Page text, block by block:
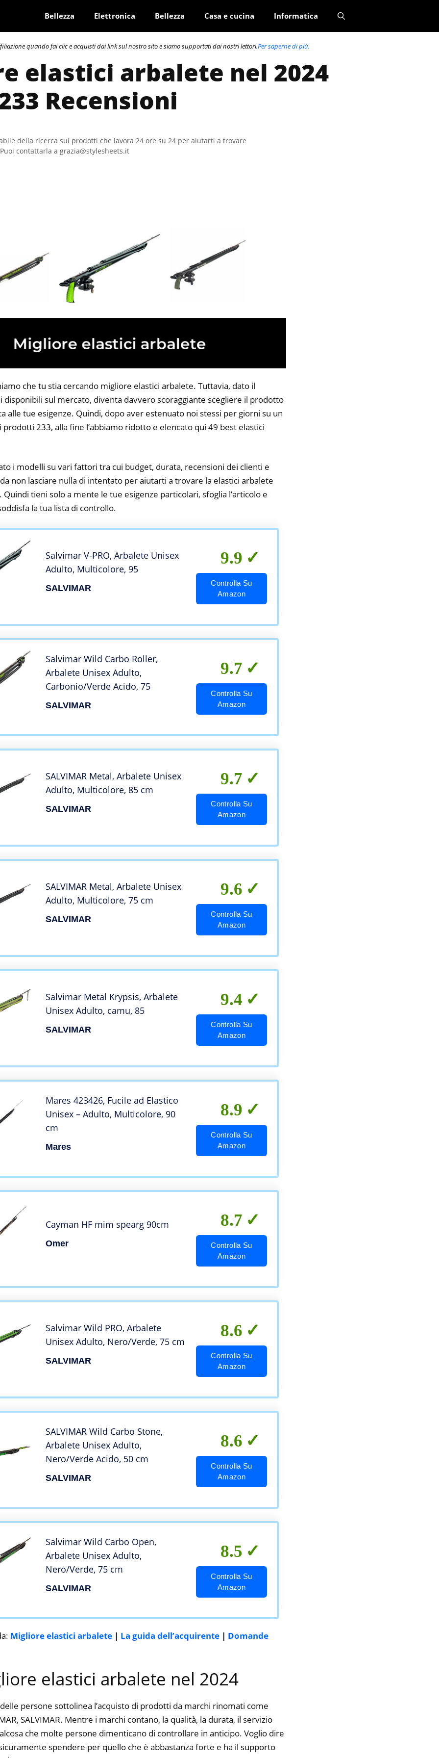
Bellezza Elettronica Bellezza Casa e cucina Informatica
quando fai clic e acquisti dai link sul nostro sito e siamo supportati dai nostri lettori.Per saperne di più.
elastici arbalete nel 2024
Recensioni
della ricerca sui prodotti che lavora 24 ore su 24 per aiutarti a trovare
contattarla a grazia@stylesheets.it
che tu stia cercando migliore elastici arbalete. Tuttavia, dato il
disponibili sul mercato, diventa davvero scoraggiante scegliere il prodotto
alle tue esigenze. Quindi, dopo aver estenuato noi stessi per giorni su un
233, alla fine l’abbiamo ridotto e elencato qui 49 best elastici
i modelli su vari fattori tra cui budget, durata, recensioni dei clienti e
non lasciare nulla di intentato per aiutarti a trovare la elastici arbalete
Quindi tieni solo a mente le tue esigenze particolari, sfoglia l’articolo e
la tua lista di controllo.
Salvimar V-PRO, Arbalete Unisex
Adulto, Multicolore, 95
SALVIMAR
9.9
Controlla Su
Amazon
Salvimar Wild Carbo Roller,
Arbalete Unisex Adulto,
Carbonio/Verde Acido, 75
SALVIMAR
9.7
Controlla Su
Amazon
SALVIMAR Metal, Arbalete Unisex
Adulto, Multicolore, 85 cm
SALVIMAR
9.7
Controlla Su
Amazon
SALVIMAR Metal, Arbalete Unisex
Adulto, Multicolore, 75 cm
SALVIMAR
9.6
Controlla Su
Amazon
Salvimar Metal Krypsis, Arbalete
Unisex Adulto, camu, 85
SALVIMAR
9.4
Controlla Su
Amazon
Mares 423426, Fucile ad Elastico
Unisex – Adulto, Multicolore, 90
cm
Mares
8.9
Controlla Su
Amazon
Cayman HF mim spearg 90cm
Omer
8.7
Controlla Su
Amazon
Salvimar Wild PRO, Arbalete
Unisex Adulto, Nero/Verde, 75 cm
SALVIMAR
8.6
Controlla Su
Amazon
SALVIMAR Wild Carbo Stone,
Arbalete Unisex Adulto,
Nero/Verde Acido, 50 cm
SALVIMAR
8.6
Controlla Su
Amazon
Salvimar Wild Carbo Open,
Arbalete Unisex Adulto,
Nero/Verde, 75 cm
SALVIMAR
8.5
Controlla Su
Amazon
Migliore elastici arbalete | La guida dell’acquirente | Domande
elastici arbalete nel 2024
persone sottolinea l’acquisto di prodotti da marchi rinomati come
SALVIMAR. Mentre i marchi contano, la qualità, la durata, il servizio
che molte persone dimenticano di controllare in anticipo. Voglio dire
spendere per quello che è abbastanza forte e ha il supporto